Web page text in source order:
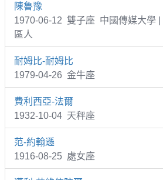
陳魯豫
1970-06-12 雙子座 中國傳媒大學 |
區人
耐姆比-耐姆比
1979-04-26 金牛座
費利西亞-法爾
1932-10-04 天秤座
范-約翰遜
1916-08-25 處女座